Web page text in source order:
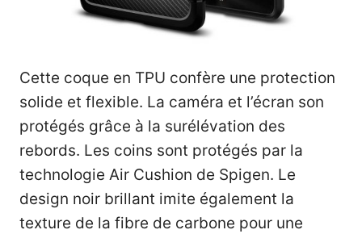
Cette coque en TPU confère une protection
solide et flexible. La caméra et l’écran son
protégés grâce à la surélévation des
rebords. Les coins sont protégés par la
technologie Air Cushion de Spigen. Le
design noir brillant imite également la
texture de la fibre de carbone pour une